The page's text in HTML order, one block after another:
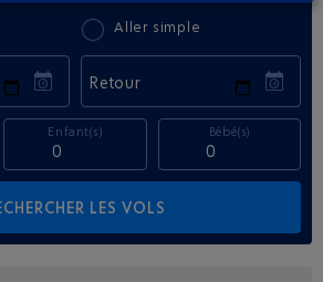
Aller simple
Retour
Enfant(s) Bébé(s)